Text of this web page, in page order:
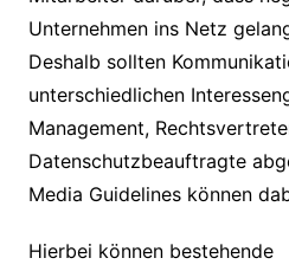
Unternehmen ins Netz
Deshalb sollten
unterschiedlichen
Management,
Datenschutzbeauftragte
Media Guidelines können
Hierbei können bestehende